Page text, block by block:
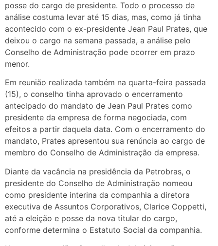
posse do cargo de presidente. Todo o processo de
análise costuma levar até 15 dias, mas, como já tinha
acontecido com o ex-presidente Jean Paul Prates, que
deixou o cargo na semana passada, a análise pelo
Conselho de Administração pode ocorrer em prazo
menor.
Em reunião realizada também na quarta-feira passada
(15), o conselho tinha aprovado o encerramento
antecipado do mandato de Jean Paul Prates como
presidente da empresa de forma negociada, com
efeitos a partir daquela data. Com o encerramento do
mandato, Prates apresentou sua renúncia ao cargo de
membro do Conselho de Administração da empresa.
Diante da vacância na presidência da Petrobras, o
presidente do Conselho de Administração nomeou
como presidente interina da companhia a diretora
executiva de Assuntos Corporativos, Clarice Coppetti,
até a eleição e posse da nova titular do cargo,
conforme determina o Estatuto Social da companhia.